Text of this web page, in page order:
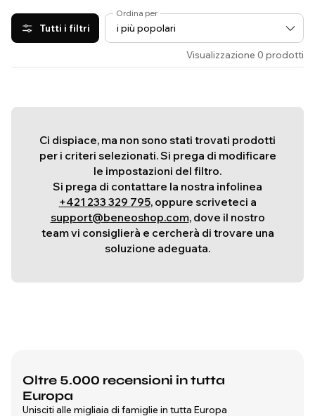
Tutti i filtri
Ordina per
Visualizzazione 0 prodotti
Ci dispiace, ma non sono stati trovati prodotti
per i criteri selezionati. Si prega di modificare
le impostazioni del filtro.
Si prega di contattare la nostra infolinea
+421 233 329 795, oppure scriveteci a
support@beneoshop.com, dove il nostro
team vi consiglierà e cercherà di trovare una
soluzione adeguata.
Oltre 5.000 recensioni in tutta
Europa
Unisciti alle migliaia di famiglie in tutta Europa